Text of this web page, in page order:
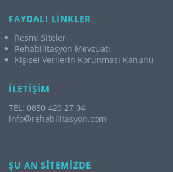
FAYDALI LİNKLER
Resmi Siteler
Rehabilitasyon Mevzuatı
Kişisel Verilerin Korunması Kanunu
İLETİŞİM
TEL: 0850 420 27 04
info
rehabilitasyon.com
ŞU AN SİTEMİZDE